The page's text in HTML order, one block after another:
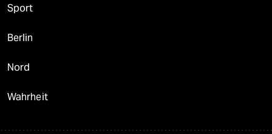
Sport
Berlin
Nord
Wahrheit